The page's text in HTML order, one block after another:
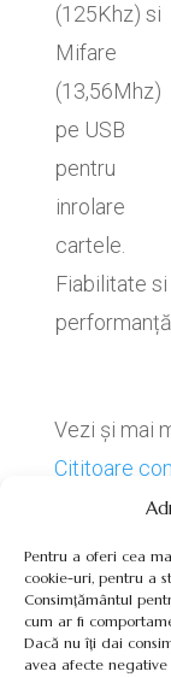
Pentru a oferi cea
cookie-uri, pentru a
Consimțământul
cum ar fi
Dacă nu îți dai
avea afecte
(125Khz) si
Mifare
(13,56Mhz)
pe USB
pentru
inrolare
cartele.
Fiabilitate si
performanță
Vezi și mai
Cititoare
Termeni,